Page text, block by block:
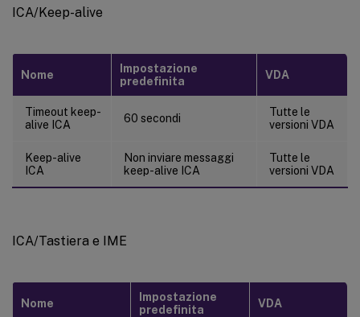
ICA/Keep-alive
Nome
Impostazione
predefinita
VDA
Timeout keep-
alive ICA
60 secondi
Tutte le
versioni VDA
Keep-alive
ICA
Non inviare messaggi
keep-alive ICA
Tutte le
versioni VDA
ICA/Tastiera e IME
Nome
Impostazione
predefinita
VDA